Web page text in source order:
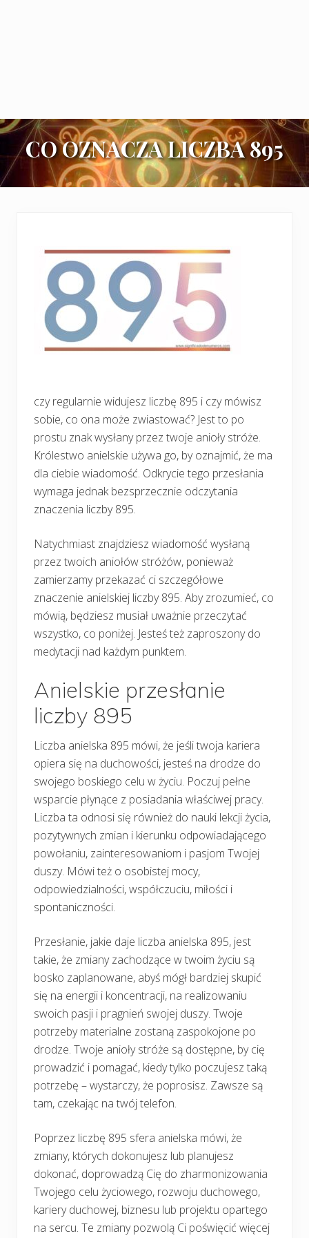
CO OZNACZA LICZBA 895
czy regularnie widujesz liczbę 895 i czy mówisz
sobie, co ona może zwiastować? Jest to po
prostu znak wysłany przez twoje anioły stróże.
Królestwo anielskie używa go, by oznajmić, że ma
dla ciebie wiadomość. Odkrycie tego przesłania
wymaga jednak bezsprzecznie odczytania
znaczenia liczby 895.
Natychmiast znajdziesz wiadomość wysłaną
przez twoich aniołów stróżów, ponieważ
zamierzamy przekazać ci szczegółowe
znaczenie anielskiej liczby 895. Aby zrozumieć, co
mówią, będziesz musiał uważnie przeczytać
wszystko, co poniżej. Jesteś też zaproszony do
medytacji nad każdym punktem.
Anielskie przesłanie
liczby 895
Liczba anielska 895 mówi, że jeśli twoja kariera
opiera się na duchowości, jesteś na drodze do
swojego boskiego celu w życiu. Poczuj pełne
wsparcie płynące z posiadania właściwej pracy.
Liczba ta odnosi się również do nauki lekcji życia,
pozytywnych zmian i kierunku odpowiadającego
powołaniu, zainteresowaniom i pasjom Twojej
duszy. Mówi też o osobistej mocy,
odpowiedzialności, współczuciu, miłości i
spontaniczności.
Przesłanie, jakie daje liczba anielska 895, jest
takie, że zmiany zachodzące w twoim życiu są
bosko zaplanowane, abyś mógł bardziej skupić
się na energii i koncentracji, na realizowaniu
swoich pasji i pragnień swojej duszy. Twoje
potrzeby materialne zostaną zaspokojone po
drodze. Twoje anioły stróże są dostępne, by cię
prowadzić i pomagać, kiedy tylko poczujesz taką
potrzebę – wystarczy, że poprosisz. Zawsze są
tam, czekając na twój telefon.
Poprzez liczbę 895 sfera anielska mówi, że
zmiany, których dokonujesz lub planujesz
dokonać, doprowadzą Cię do zharmonizowania
Twojego celu życiowego, rozwoju duchowego,
kariery duchowej, biznesu lub projektu opartego
na sercu. Te zmiany pozwolą Ci poświęcić więcej